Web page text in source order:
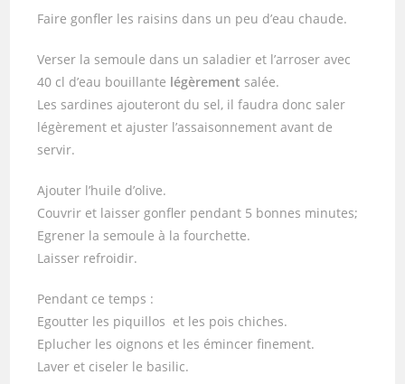
Faire gonfler les raisins dans un peu d’eau chaude.
Verser la semoule dans un saladier et l’arroser avec
40 cl d’eau bouillante légèrement salée.
Les sardines ajouteront du sel, il faudra donc saler
légèrement et ajuster l’assaisonnement avant de
servir.
Ajouter l’huile d’olive.
Couvrir et laisser gonfler pendant 5 bonnes minutes;
Egrener la semoule à la fourchette.
Laisser refroidir.
Pendant ce temps :
Egoutter les piquillos et les pois chiches.
Eplucher les oignons et les émincer finement.
Laver et ciseler le basilic.